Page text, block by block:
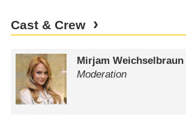
Cast & Crew
Mirjam Weichselbraun
Moderation